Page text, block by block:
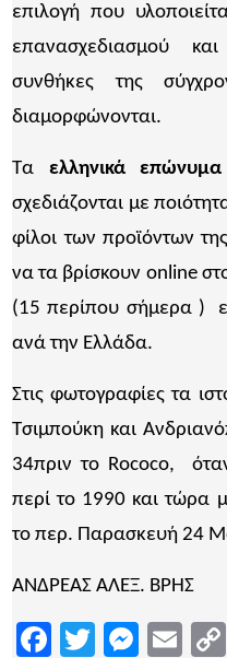
επιλογή που
επανασχεδιασμού
συνθήκες της
διαμορφώνονται.
Τα ελληνικά
σχεδιάζονται με
φίλοι των προϊόντων
να τα βρίσκουν online
(15 περίπου σήμερα )
ανά την Ελλάδα.
Στις φωτογραφίες τα
Τσιμπούκη και
34πριν το Rococo,
περί το 1990 και τώρα
το περ. Παρασκευή 24
ΑΝΔΡΕΑΣ ΑΛΕΞ. ΒΡΗΣ
Facebook
Twitter